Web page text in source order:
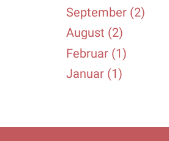
September (2)
August (2)
Februar (1)
Januar (1)